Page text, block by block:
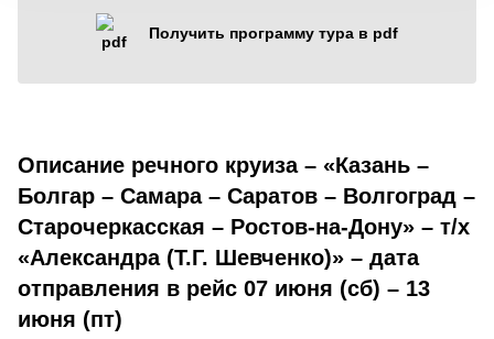
Получить программу тура в pdf
Описание речного круиза – «Казань –
Болгар – Самара – Саратов – Волгоград –
Старочеркасская – Ростов-на-Дону» – т/х
«Александра (Т.Г. Шевченко)» – дата
отправления в рейс 07 июня (сб) – 13
июня (пт)